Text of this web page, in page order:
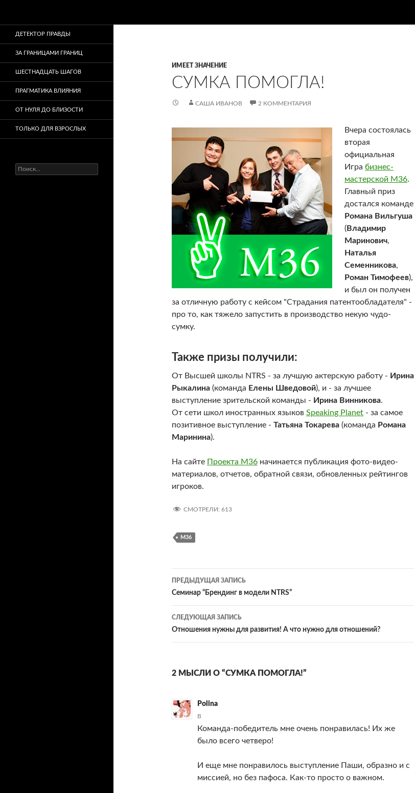
ИМЕЕТ ЗНАЧЕНИЕ
СУМКА ПОМОГЛА!
САША ИВАНОВ 2 КОММЕНТАРИЯ
Вчера состоялась
вторая
официальная
Игра бизнес-
мастерской М36.
Главный приз
достался команде
Романа Вильгуша
(Владимир
Маринович,
Наталья
Семенникова,
Роман Тимофеев),
и был он получен
за отличную работу с кейсом "Страдания патентообладателя" -
про то, как тяжело запустить в производство некую чудо-
сумку.
Также призы получили:
От Высшей школы NTRS - за лучшую актерскую работу - Ирина
Рыкалина (команда Елены Шведовой), и - за лучшее
выступление зрительской команды - Ирина Винникова.
От сети школ иностранных языков Speaking Planet - за самое
позитивное выступление - Татьяна Токарева (команда Романа
Маринина).
На сайте Проекта М36 начинается публикация фото-видео-
материалов, отчетов, обратной связи, обновленных рейтингов
игроков.
СМОТРЕЛИ: 613
М36
Навигация
по
записям
ПРЕДЫДУЩАЯ ЗАПИСЬ
Семинар “Брендинг в модели NTRS”
СЛЕДУЮЩАЯ ЗАПИСЬ
Отношения нужны для развития! А что нужно для отношений?
2 МЫСЛИ О “СУМКА ПОМОГЛА!”
Polina
В
Команда-победитель мне очень понравилась! Их же
было всего четверо!
И еще мне понравилось выступление Паши, образно и с
миссией, но без пафоса. Как-то просто о важном.
ДЕТЕКТОР ПРАВДЫ
ЗА ГРАНИЦАМИ ГРАНИЦ
ШЕСТНАДЦАТЬ ШАГОВ
ПРАГМАТИКА ВЛИЯНИЯ
ОТ НУЛЯ ДО БЛИЗОСТИ
ТОЛЬКО ДЛЯ ВЗРОСЛЫХ
Найти: